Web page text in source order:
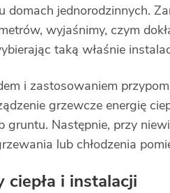
domach jednorodzinnych.
wyjaśnimy, czym
taką właśnie
i zastosowaniem
grzewcze energię
gruntu. Następnie, przy
lub chłodzenia
i instalacji